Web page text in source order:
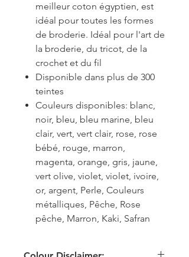
meilleur coton égyptien, est
idéal pour toutes les formes
de broderie. Idéal pour l'art de
la broderie, du tricot, de la
crochet et du fil
Disponible dans plus de 300
teintes
Couleurs disponibles: blanc,
noir, bleu, bleu marine, bleu
clair, vert, vert clair, rose, rose
bébé, rouge, marron,
magenta, orange, gris, jaune,
vert olive, violet, violet, ivoire,
or, argent, Perle, Couleurs
métalliques, Pêche, Rose
pêche, Marron, Kaki, Safran